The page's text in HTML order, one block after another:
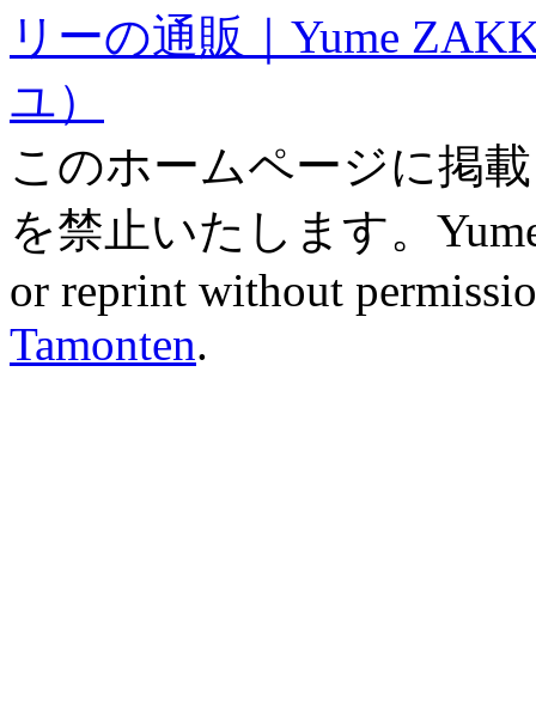
リーの通販｜Yume
ユ）
このホームページに掲
を禁止いたします。
or reprint without
Tamonten.